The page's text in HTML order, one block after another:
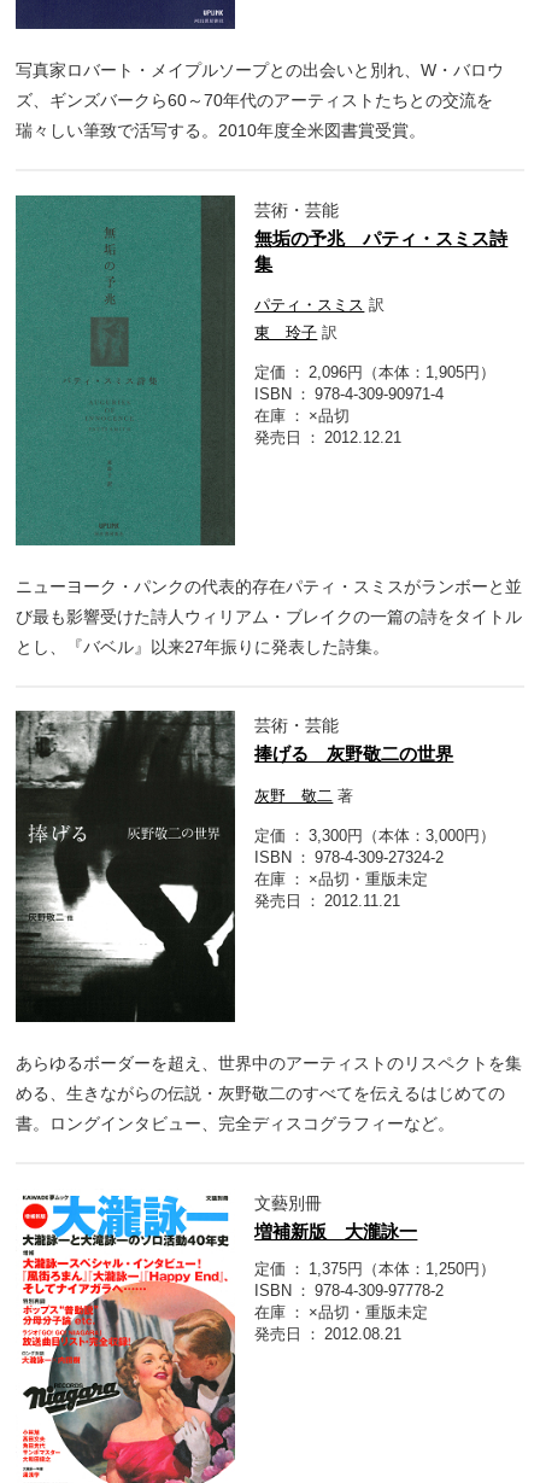
写真家ロバート・メイプルソープとの出会いと別れ、W・バロウ
ズ、ギンズバークら60～70年代のアーティストたちとの交流を
瑞々しい筆致で活写する。2010年度全米図書賞受賞。
芸術・芸能
無垢の予兆 パティ・スミス詩
集
パティ・スミス 訳
東 玲子 訳
定価
2,096円（本体：1,905円）
ISBN
978-4-309-90971-4
在庫
×品切
発売日
2012.12.21
ニューヨーク・パンクの代表的存在パティ・スミスがランボーと並
び最も影響受けた詩人ウィリアム・ブレイクの一篇の詩をタイトル
とし、『バベル』以来27年振りに発表した詩集。
芸術・芸能
捧げる 灰野敬二の世界
灰野 敬二 著
定価
3,300円（本体：3,000円）
ISBN
978-4-309-27324-2
在庫
×品切・重版未定
発売日
2012.11.21
あらゆるボーダーを超え、世界中のアーティストのリスペクトを集
める、生きながらの伝説・灰野敬二のすべてを伝えるはじめての
書。ロングインタビュー、完全ディスコグラフィーなど。
文藝別冊
増補新版 大瀧詠一
定価
1,375円（本体：1,250円）
ISBN
978-4-309-97778-2
在庫
×品切・重版未定
発売日
2012.08.21